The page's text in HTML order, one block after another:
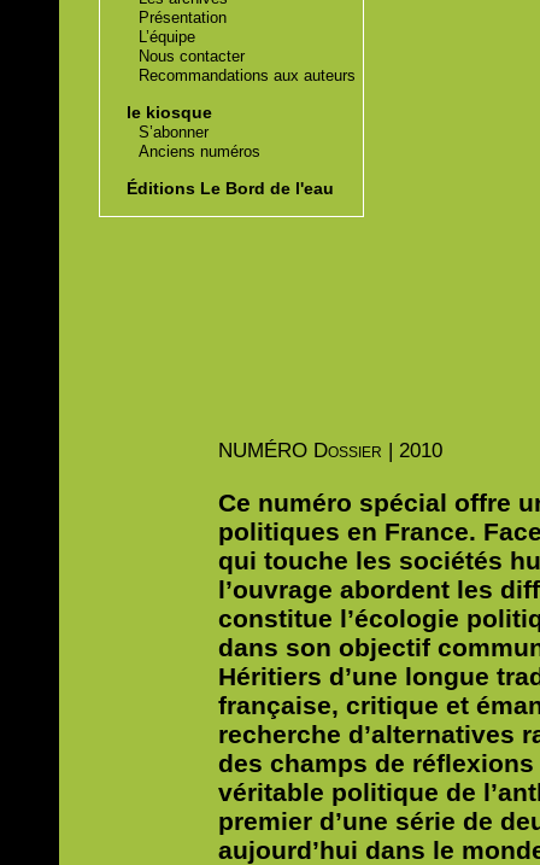
Présentation
L’équipe
Nous contacter
Recommandations aux auteurs
le kiosque
S’abonner
Anciens numéros
Éditions Le Bord de l'eau
NUMÉRO Dossier | 2010
Ce numéro spécial offre
politiques en France.
qui touche les sociétés
l’ouvrage abordent les
constitue l’écologie
dans son objectif
Héritiers d’une longue
française, critique et
recherche d’alternatives
des champs de
véritable politique de
premier d’une série de
aujourd’hui dans le